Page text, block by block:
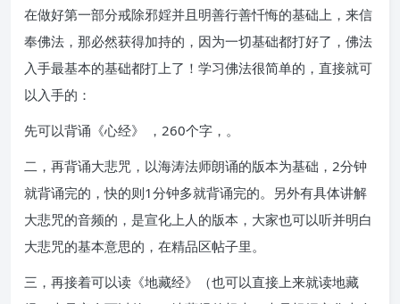
在做好第一部分戒除邪婬并且明善行善忏悔的基础上，来信
奉佛法，那必然获得加持的，因为一切基础都打好了，佛法
入手最基本的基础都打上了！学习佛法很简单的，直接就可
以入手的：
先可以背诵《心经》 ，260个字，。
二，再背诵大悲咒，以海涛法师朗诵的版本为基础，2分钟
就背诵完的，快的则1分钟多就背诵完的。另外有具体讲解
大悲咒的音频的，是宣化上人的版本，大家也可以听并明白
大悲咒的基本意思的，在精品区帖子里。
三，再接着可以读《地藏经》（也可以直接上来就读地藏